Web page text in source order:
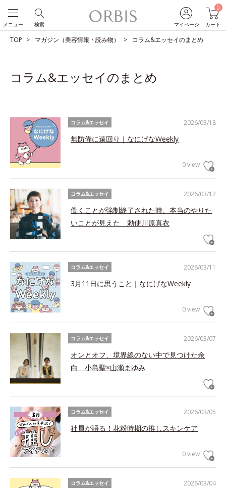
マイページ
0
カート
検索
メニュー
TOP マガジン（美容情報・読み物） コラム&エッセイのまとめ
コラム&エッセイのまとめ
2026/03/18
コラム&エッセイ
無防備に遠回り｜なにげなWeekly
0 view
2026/03/12
コラム&エッセイ
働くことが強制終了された時、本当のやりた
いことが見えた 勅使川原真衣
2026/03/11
コラム&エッセイ
3月11日に思うこと｜なにげなWeekly
0 view
2026/03/07
コラム&エッセイ
オンとオフ、境界線のない中で見つけた余
白 小島聖×山瀬まゆみ
2026/03/05
コラム&エッセイ
社員が語る！花粉時期の推しスキンケア
0 view
2026/03/04
コラム&エッセイ